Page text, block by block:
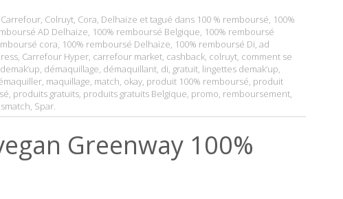
Carrefour Colruyt Cora Delhaize et tagué dans 100 % remboursé 100%
AD Delhaize 100% remboursé Belgique 100% remboursé
cora 100% remboursé Delhaize 100% remboursé Di ad
Carrefour Hyper carrefour market cashback colruyt comment se
demak’up démaquillage démaquillant di gratuit lingettes demak’up
maquillage match okay produit 100% remboursé produit
produits gratuits produits gratuits Belgique promo remboursement
smatch Spar
Greenway 100%